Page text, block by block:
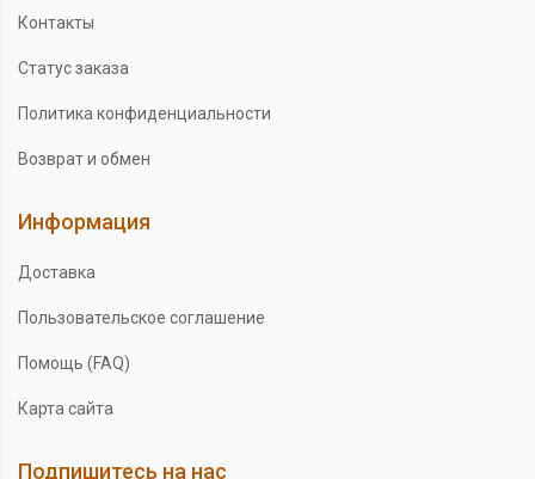
Контакты
Статус заказа
Политика конфиденциальности
Возврат и обмен
Информация
Доставка
Пользовательское соглашение
Помощь (FAQ)
Карта сайта
Подпишитесь на нас